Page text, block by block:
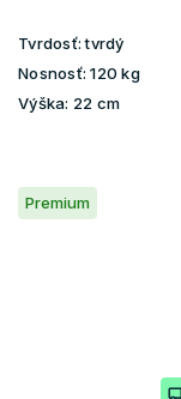
Tvrdosť:tvrdý
Nosnosť: 120 kg
Výška: 22 cm
Premium